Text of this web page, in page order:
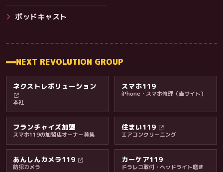
その他サービス
ポッドキャスト
NEXT REVOLUTION GROUP
ネクストレボリューション
本社
スマホ119
iPhone・スマホ修理（当サイト）
フランチャイズ加盟
スマホ119の加盟店オーナー募集
住まい119
エアコンクリーニング
あんしんカメラ119
防犯カメラ
カーケア119
ドラレコ取付・ヘッドライト磨き